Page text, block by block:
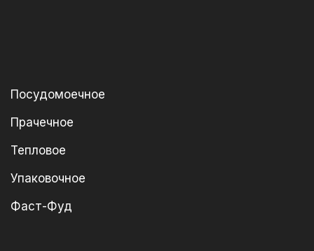
Посудомоечное
Прачечное
Тепловое
Упаковочное
Фаст-Фуд